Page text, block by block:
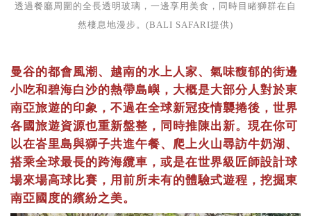
透過餐廳周圍的全長透明玻璃，一邊享用美食，同時目睹獅群在自
然棲息地漫步。(BALI SAFARI提供)
曼谷的都會風潮、越南的水上人家、氣味馥郁的街邊
小吃和碧海白沙的熱帶島嶼，大概是大部分人對於東
南亞旅遊的印象，不過在全球新冠疫情襲捲後，世界
各國旅遊資源也重新盤整，同時推陳出新。現在你可
以在峇里島與獅子共進午餐、爬上火山尋訪牛奶湖、
搭乘全球最長的跨海纜車，或是在世界級匠師設計球
場來場高球比賽，用前所未有的體驗式遊程，挖掘東
南亞國度的繽紛之美。